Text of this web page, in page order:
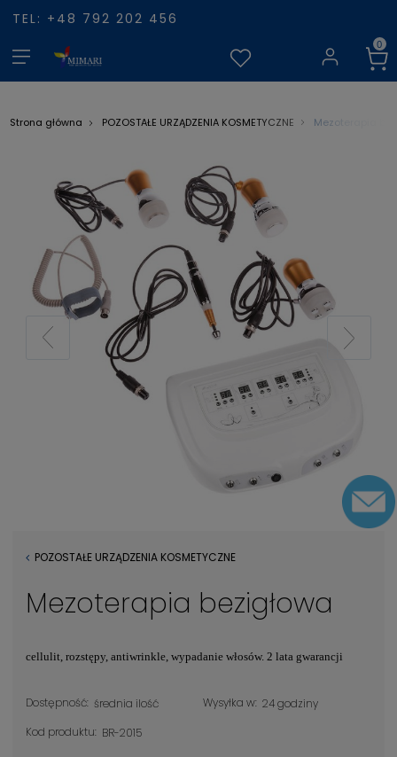
TEL: +48 792 202 456
Strona główna POZOSTAŁE URZĄDZENIA KOSMETYCZNE Mezoterapia
POZOSTAŁE URZĄDZENIA KOSMETYCZNE
Mezoterapia bezigłowa
cellulit, rozstępy, antiwrinkle, wypadanie włosów. 2 lata gwarancji
Dostępność: średnia ilość Wysyłka w: 24 godziny
Kod produktu: BR-2015